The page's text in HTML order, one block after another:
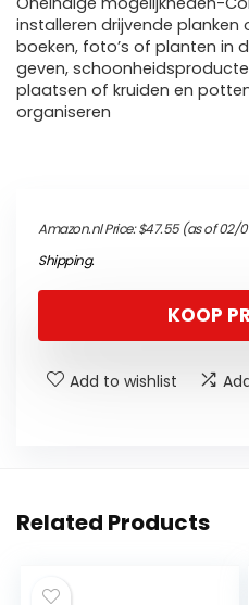
installeren drijvende planken
boeken, foto’s of planten in
geven,
plaatsen of kruiden en
organiseren
Amazon.nl Price:$47.55(as of 02/
Shipping.
KOOP
Add to wishlist
Related Products